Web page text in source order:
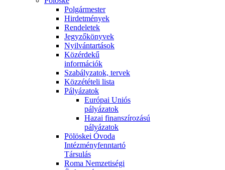
Polgármester
Hirdetmények
Rendeletek
Jegyzőkönyvek
Nyilvántartások
Közérdekű
információk
Szabályzatok, tervek
Közzétételi lista
Pályázatok
Európai Uniós
pályázatok
Hazai finanszírozású
pályázatok
Pölöskei Óvoda
Intézményfenntartó
Társulás
Roma Nemzetiségi